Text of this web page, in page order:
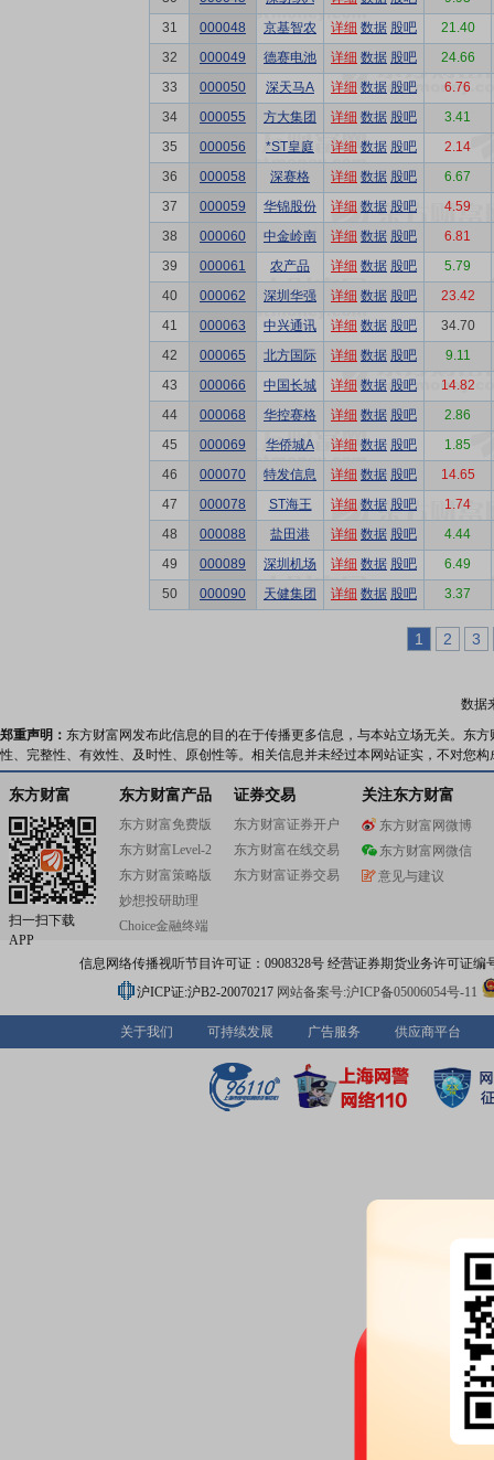
31
000048 京基智农 详细 数据 股吧
21.40
32
000049 德赛电池 详细 数据 股吧
24.66
33
000050 深天马A 详细 数据 股吧
6.76
34
000055 方大集团 详细 数据 股吧
3.41
35
000056 *ST皇庭 详细 数据 股吧
2.14
36
000058 深赛格 详细 数据 股吧
6.67
37
000059 华锦股份 详细 数据 股吧
4.59
38
000060 中金岭南 详细 数据 股吧
6.81
39
000061 农产品 详细 数据 股吧
5.79
40
000062 深圳华强 详细 数据 股吧
23.42
41
000063 中兴通讯 详细 数据 股吧
34.70
42
000065 北方国际 详细 数据 股吧
9.11
43
000066 中国长城 详细 数据 股吧
14.82
44
000068 华控赛格 详细 数据 股吧
2.86
45
000069 华侨城A 详细 数据 股吧
1.85
46
000070 特发信息 详细 数据 股吧
14.65
47
000078 ST海王 详细 数据 股吧
1.74
48
000088 盐田港 详细 数据 股吧
4.44
49
000089 深圳机场 详细 数据 股吧
6.49
50
000090 天健集团 详细 数据 股吧 3.37
1 2 3
数据
郑重声明： 东方财富网发布此信息的目的在于传播更多信息，与本站立场无关。东
性、完整性、有效性、及时性、原创性等。相关信息并未经过本网站证实，不对您
东方财富
扫一扫下载
APP
东方财富产品
东方财富免费版
东方财富Level-2
东方财富策略版
妙想投研助理
Choice金融终端
证券交易
东方财富证券开户
东方财富在线交易
东方财富证券交易
关注东方财富
东方财富网微博
东方财富网微信
意见与建议
信息网络传播视听节目许可证：0908328号 经营证券期货业务许可证编
沪ICP证:沪B2-20070217 网站备案号:沪ICP备05006054号-11
关于我们 可持续发展 广告服务 供应商平台